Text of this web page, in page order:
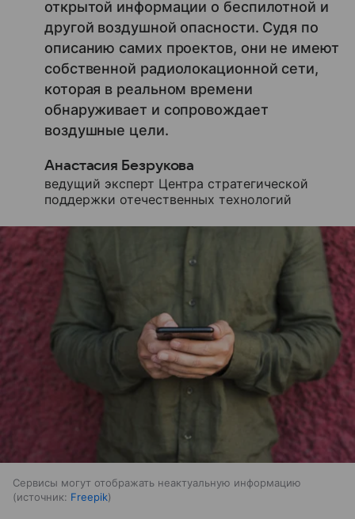
открытой информации о беспилотной и
другой воздушной опасности. Судя по
описанию самих проектов, они не имеют
собственной радиолокационной сети,
которая в реальном времени
обнаруживает и сопровождает
воздушные цели.
Анастасия Безрукова
ведущий эксперт Центра стратегической
поддержки отечественных технологий
Сервисы могут отображать неактуальную информацию
источник: Freepik